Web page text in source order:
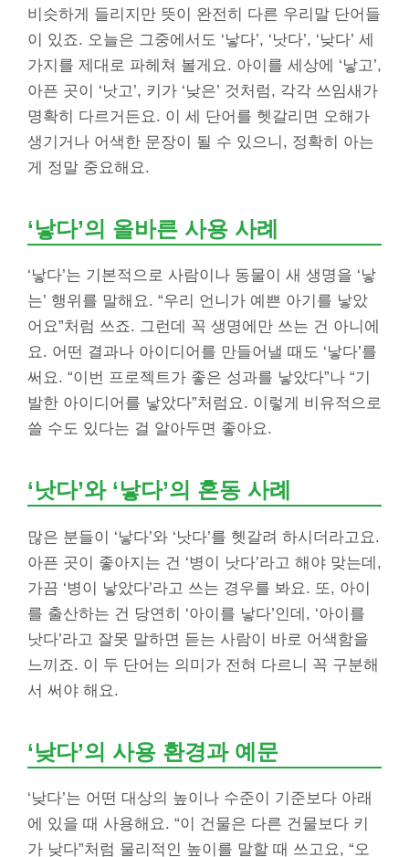
비슷하게 들리지만 뜻이 완전히 다른 우리말 단어들
이 있죠. 오늘은 그중에서도 ‘낳다’, ‘낫다’, ‘낮다’ 세
가지를 제대로 파헤쳐 볼게요. 아이를 세상에 ‘낳고’,
아픈 곳이 ‘낫고’, 키가 ‘낮은’ 것처럼, 각각 쓰임새가
명확히 다르거든요. 이 세 단어를 헷갈리면 오해가
생기거나 어색한 문장이 될 수 있으니, 정확히 아는
게 정말 중요해요.
‘낳다’의 올바른 사용 사례
‘낳다’는 기본적으로 사람이나 동물이 새 생명을 ‘낳
는’ 행위를 말해요. “우리 언니가 예쁜 아기를 낳았
어요”처럼 쓰죠. 그런데 꼭 생명에만 쓰는 건 아니에
요. 어떤 결과나 아이디어를 만들어낼 때도 ‘낳다’를
써요. “이번 프로젝트가 좋은 성과를 낳았다”나 “기
발한 아이디어를 낳았다”처럼요. 이렇게 비유적으로
쓸 수도 있다는 걸 알아두면 좋아요.
‘낫다’와 ‘낳다’의 혼동 사례
많은 분들이 ‘낳다’와 ‘낫다’를 헷갈려 하시더라고요.
아픈 곳이 좋아지는 건 ‘병이 낫다’라고 해야 맞는데,
가끔 ‘병이 낳았다’라고 쓰는 경우를 봐요. 또, 아이
를 출산하는 건 당연히 ‘아이를 낳다’인데, ‘아이를
낫다’라고 잘못 말하면 듣는 사람이 바로 어색함을
느끼죠. 이 두 단어는 의미가 전혀 다르니 꼭 구분해
서 써야 해요.
‘낮다’의 사용 환경과 예문
‘낮다’는 어떤 대상의 높이나 수준이 기준보다 아래
에 있을 때 사용해요. “이 건물은 다른 건물보다 키
가 낮다”처럼 물리적인 높이를 말할 때 쓰고요, “오